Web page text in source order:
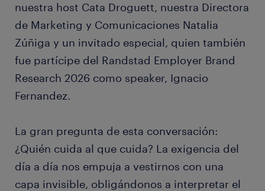
nuestra host Cata Droguett, nuestra Directora
de Marketing y Comunicaciones Natalia
Zúñiga y un invitado especial, quien también
fue partícipe del Randstad Employer Brand
Research 2026 como speaker, Ignacio
Fernandez.
La gran pregunta de esta conversación:
¿Quién cuida al que cuida? La exigencia del
día a día nos empuja a vestirnos con una
capa invisible, obligándonos a interpretar el